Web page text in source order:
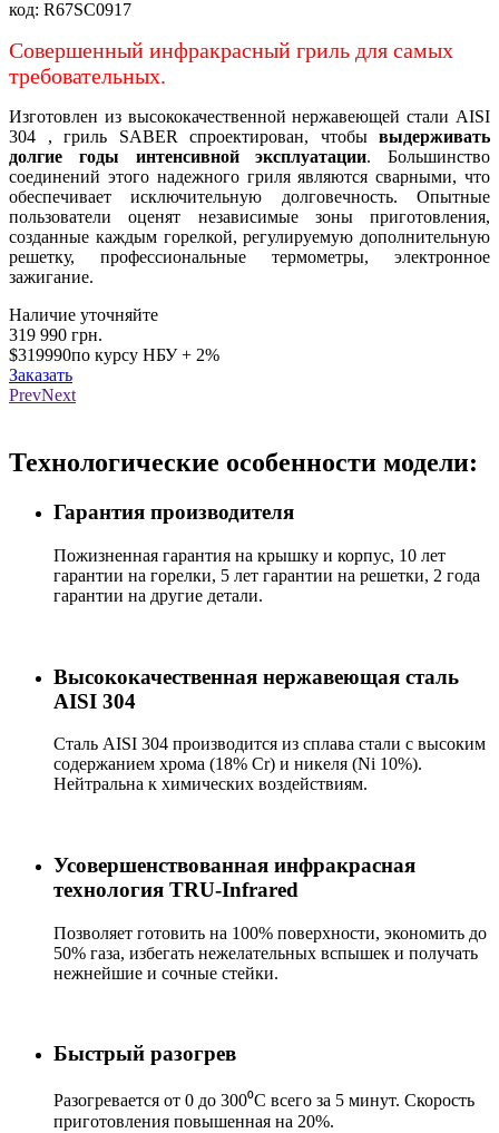
код: R67SC0917
Совершенный инфракрасный гриль для самых
требовательных.
Изготовлен из высококачественной нержавеющей стали AISI
304 , гриль SABER спроектирован, чтобы выдерживать
долгие годы интенсивной эксплуатации. Большинство
соединений этого надежного гриля являются сварными, что
обеспечивает исключительную долговечность. Опытные
пользователи оценят независимые зоны приготовления,
созданные каждым горелкой, регулируемую дополнительную
решетку, профессиональные термометры, электронное
зажигание.
Наличие уточняйте
319 990 грн.
$319990по курсу НБУ + 2%
Заказать
PrevNext
Технологические особенности модели:
Гарантия производителя
Пожизненная гарантия на крышку и корпус, 10 лет
гарантии на горелки, 5 лет гарантии на решетки, 2 года
гарантии на другие детали.
Высококачественная нержавеющая сталь
AISI 304
Сталь AISI 304 производится из сплава стали с высоким
содержанием хрома (18% Cr) и никеля (Ni 10%).
Нейтральна к химических воздействиям.
Усовершенствованная инфракрасная
технология TRU-Infrared
Позволяет готовить на 100% поверхности, экономить до
50% газа, избегать нежелательных вспышек и получать
нежнейшие и сочные стейки.
Быстрый разогрев
Разогревается от 0 до 300⁰С всего за 5 минут. Скорость
приготовления повышенная на 20%.